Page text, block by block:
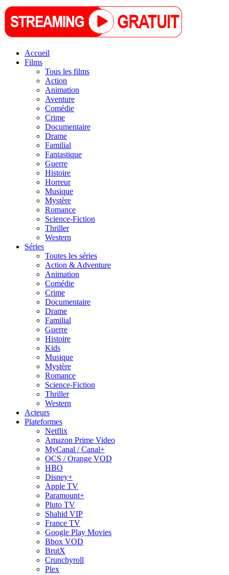
Accueil
Films
Tous les films
Action
Animation
Aventure
Comédie
Crime
Documentaire
Drame
Familial
Fantastique
Guerre
Histoire
Horreur
Musique
Mystère
Romance
Science-Fiction
Thriller
Western
Séries
Toutes les séries
Action & Adventure
Animation
Comédie
Crime
Documentaire
Drame
Familial
Guerre
Histoire
Kids
Musique
Mystère
Romance
Science-Fiction
Thriller
Western
Acteurs
Plateformes
Netflix
Amazon Prime Video
MyCanal / Canal+
OCS / Orange VOD
HBO
Disney+
Apple TV
Paramount+
Pluto TV
Shahid VIP
France TV
Google Play Movies
Bbox VOD
BrutX
Crunchyroll
Plex